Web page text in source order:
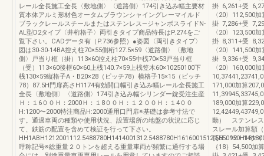
レール全長施工全長〈敷地側〉〈道路側〉174引き込み幅主要材
質本体アルミ形材色オータムブラウンシャイングレーマイルド
ブラックレールスチールまたはステンレス―ジャンボスライドN-
AL型D2タイプ〈井桁格子〉両引きタイプ商品特長はP.274をご
覧下さい。CADデータ有（P.736参照）●姿図〈両引きタイプ〉
図は30-30-14BA控え柱70×55側桁127.5×59〈道路側〉〈敷地
側〉戸当り框（掛）113×60控え柱70×55中桟70×53戸当り框
（受）113×60後框60×60上桟140.7×59上桟笠木60×10250100下
桟130×59縦格子A・B20×28（ピッチ78）横格子15×15（ピッチ
78）87.5H門扉高さH1174有効開口幅引き込み幅レール全長施工
全長〈敷地側〉〈道路側〉174引き込み幅シリンダー錠受注生産
Ｈ：１6００Ｈ：2000Ｈ：１8００Ｈ：１２００Ｈ：１4００
H:1200〜2000特注商品H:2000通用口門扉※基礎は参考寸法で
す。通過車両の種類や使用状況、設置場所の地盤の状況に応じ
て、鉄筋の配置を含めて検証を行って下さい。
呼称記号※総重量２０トンを超える重量車両が頻繁に通行する場
掛 6,261+受
〈20〉112,500
掛 7,286+受
〈20〉123,500
掛 8,311+受
〈20〉141,500
掛 9,336+受
〈20〉160,000
171,000加算
189,000加算
動） ステンレ
スレール加算額
長H：12・14タ
｛18｝54,500加